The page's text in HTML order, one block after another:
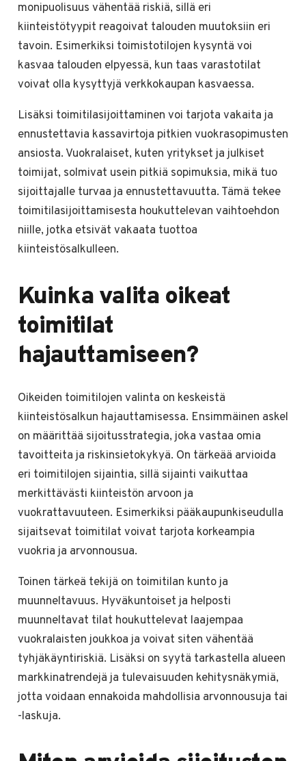
monipuolisuus vähentää riskiä, sillä eri
kiinteistötyypit reagoivat talouden muutoksiin eri
tavoin. Esimerkiksi toimistotilojen kysyntä voi
kasvaa talouden elpyessä, kun taas varastotilat
voivat olla kysyttyjä verkkokaupan kasvaessa.
Lisäksi toimitilasijoittaminen voi tarjota vakaita ja
ennustettavia kassavirtoja pitkien vuokrasopimusten
ansiosta. Vuokralaiset, kuten yritykset ja julkiset
toimijat, solmivat usein pitkiä sopimuksia, mikä tuo
sijoittajalle turvaa ja ennustettavuutta. Tämä tekee
toimitilasijoittamisesta houkuttelevan vaihtoehdon
niille, jotka etsivät vakaata tuottoa
kiinteistösalkulleen.
Kuinka valita oikeat
toimitilat
hajauttamiseen?
Oikeiden toimitilojen valinta on keskeistä
kiinteistösalkun hajauttamisessa. Ensimmäinen askel
on määrittää sijoitusstrategia, joka vastaa omia
tavoitteita ja riskinsietokykyä. On tärkeää arvioida
eri toimitilojen sijaintia, sillä sijainti vaikuttaa
merkittävästi kiinteistön arvoon ja
vuokrattavuuteen. Esimerkiksi pääkaupunkiseudulla
sijaitsevat toimitilat voivat tarjota korkeampia
vuokria ja arvonnousua.
Toinen tärkeä tekijä on toimitilan kunto ja
muunneltavuus. Hyväkuntoiset ja helposti
muunneltavat tilat houkuttelevat laajempaa
vuokralaisten joukkoa ja voivat siten vähentää
tyhjäkäyntiriskiä. Lisäksi on syytä tarkastella alueen
markkinatrendejä ja tulevaisuuden kehitysnäkymiä,
jotta voidaan ennakoida mahdollisia arvonnousuja tai
-laskuja.